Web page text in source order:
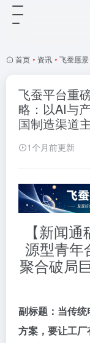
首页 • 资讯 • 飞蚕愿景
飞蚕平台重
略：以AI与
国制造渠道
1个月前更新
【新闻
源型青年
聚合破局
副标题：当传
方案，要让工